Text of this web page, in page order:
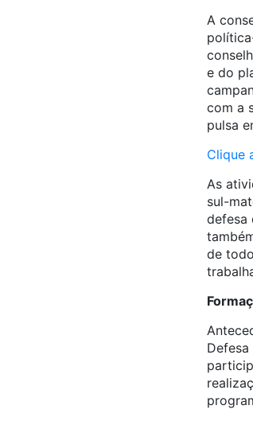
A
e do
com a
pulsa
Clique
As
sul-
defesa
de